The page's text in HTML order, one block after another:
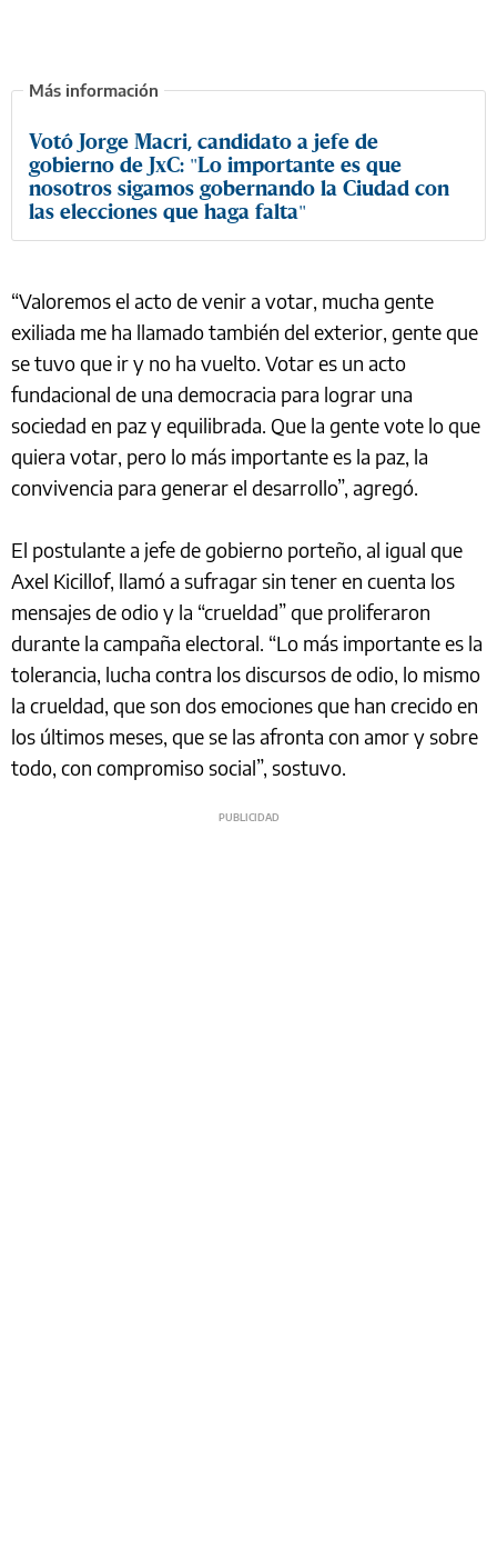
Votó Jorge Macri, candidato a jefe de
gobierno de JxC: "Lo importante es que
nosotros sigamos gobernando la Ciudad con
las elecciones que haga falta"
“Valoremos el acto de venir a votar, mucha gente
exiliada me ha llamado también del exterior, gente que
se tuvo que ir y no ha vuelto. Votar es un acto
fundacional de una democracia para lograr una
sociedad en paz y equilibrada. Que la gente vote lo que
quiera votar, pero lo más importante es la paz, la
convivencia para generar el desarrollo”, agregó.
El postulante a jefe de gobierno porteño, al igual que
Axel Kicillof, llamó a sufragar sin tener en cuenta los
mensajes de odio y la “crueldad” que proliferaron
durante la campaña electoral. “Lo más importante es la
tolerancia, lucha contra los discursos de odio, lo mismo
la crueldad, que son dos emociones que han crecido en
los últimos meses, que se las afronta con amor y sobre
todo, con compromiso social”, sostuvo.